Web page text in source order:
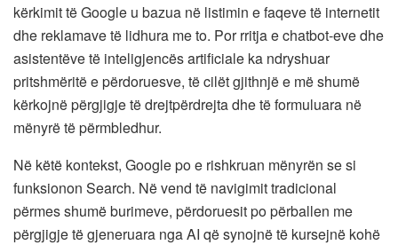
kërkimit të Google u bazua në listimin e faqeve të internetit
dhe reklamave të lidhura me to. Por rritja e chatbot-eve dhe
asistentëve të inteligjencës artificiale ka ndryshuar
pritshmëritë e përdoruesve, të cilët gjithnjë e më shumë
kërkojnë përgjigje të drejtpërdrejta dhe të formuluara në
mënyrë të përmbledhur.
Në këtë kontekst, Google po e rishkruan mënyrën se si
funksionon Search. Në vend të navigimit tradicional
përmes shumë burimeve, përdoruesit po përballen me
përgjigje të gjeneruara nga AI që synojnë të kursejnë kohë